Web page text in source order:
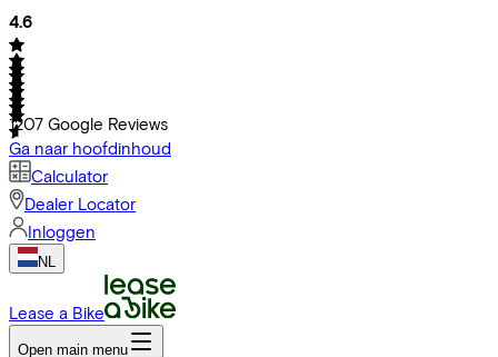
4.6
1207 Google Reviews
Ga naar hoofdinhoud
Calculator
Dealer Locator
Inloggen
NL
Lease a Bike
Open main menu